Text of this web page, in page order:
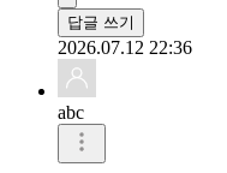
답글 쓰기
2026.07.12 22:36
abc